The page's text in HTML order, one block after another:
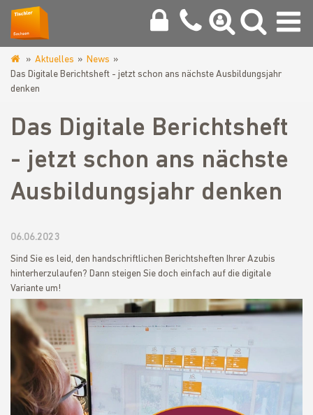
www.tischler-
innung-
Aktuelles
News
Das Digitale Berichtsheft - jetzt schon ans nächste Ausbildungsjahr
denken
Das Digitale Berichtsheft
- jetzt schon ans nächste
Ausbildungsjahr denken
06.06.2023
Sind Sie es leid, den handschriftlichen Berichtsheften Ihrer Azubis
hinterherzulaufen? Dann steigen Sie doch einfach auf die digitale
Variante um!